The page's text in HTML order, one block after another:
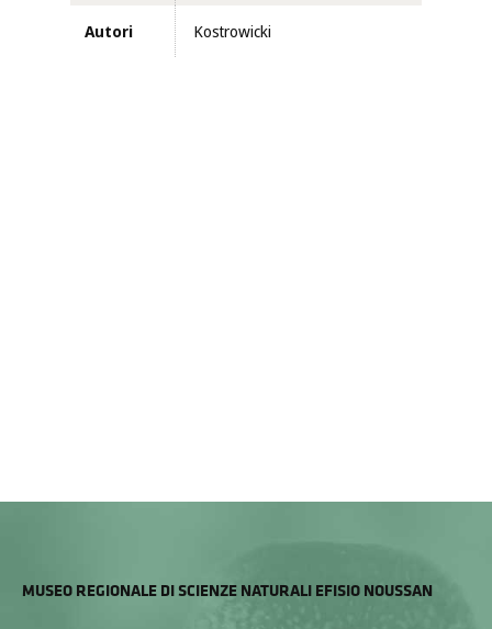
Autori Kostrowicki
MUSEO REGIONALE DI SCIENZE NATURALI EFISIO NOUSSAN